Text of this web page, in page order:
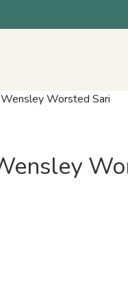
Worsted Sari